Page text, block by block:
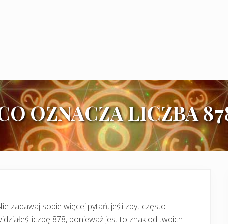
OZNACZA LICZBA
zadawaj sobie więcej pytań, jeśli zbyt często
liczbę 878, ponieważ jest to znak od twoich